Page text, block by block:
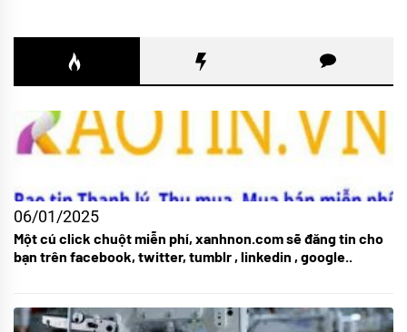
06/01/2025
Một cú click chuột miễn phí, xanhnon.com sẽ đăng tin cho
bạn trên facebook, twitter, tumblr , linkedin , google..